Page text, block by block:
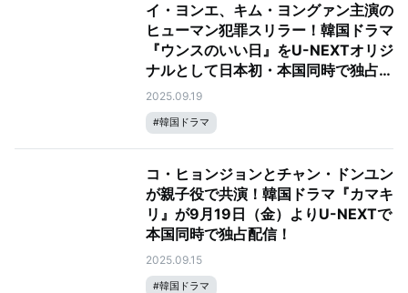
イ・ヨンエ、キム・ヨングァン主演の
ヒューマン犯罪スリラー！韓国ドラマ
『ウンスのいい日』をU-NEXTオリジ
ナルとして日本初・本国同時で独占配
信決定
2025.09.19
#韓国ドラマ
コ・ヒョンジョンとチャン・ドンユン
が親子役で共演！韓国ドラマ『カマキ
リ』が9月19日（金）よりU-NEXTで
本国同時で独占配信！
2025.09.15
#韓国ドラマ